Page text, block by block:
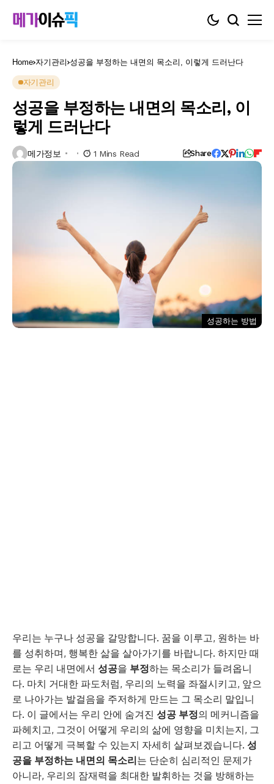
Home 자기관리 성공을 부정하는 내면의 목소리, 이렇게 드러난다
자기관리
성공을 부정하는 내면의 목소리, 이
렇게 드러난다
메가정보 1 Mins Read Share
성공하는 방법
우리는 누구나 성공을 갈망합니다. 꿈을 이루고, 원하는 바
를 성취하며, 행복한 삶을 살아가기를 바랍니다. 하지만 때
로는 우리 내면에서 성공을 부정하는 목소리가 들려옵니
다. 마치 거대한 파도처럼, 우리의 노력을 좌절시키고, 앞으
로 나아가는 발걸음을 주저하게 만드는 그 목소리 말입니
다. 이 글에서는 우리 안에 숨겨진 성공 부정의 메커니즘을
파헤치고, 그것이 어떻게 우리의 삶에 영향을 미치는지, 그
리고 어떻게 극복할 수 있는지 자세히 살펴보겠습니다. 성
공을 부정하는 내면의 목소리는 단순히 심리적인 문제가
아니라, 우리의 잠재력을 최대한 발휘하는 것을 방해하는